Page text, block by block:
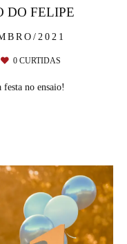
2021
DO FELIPE
0 CURTIDAS
no ensaio!